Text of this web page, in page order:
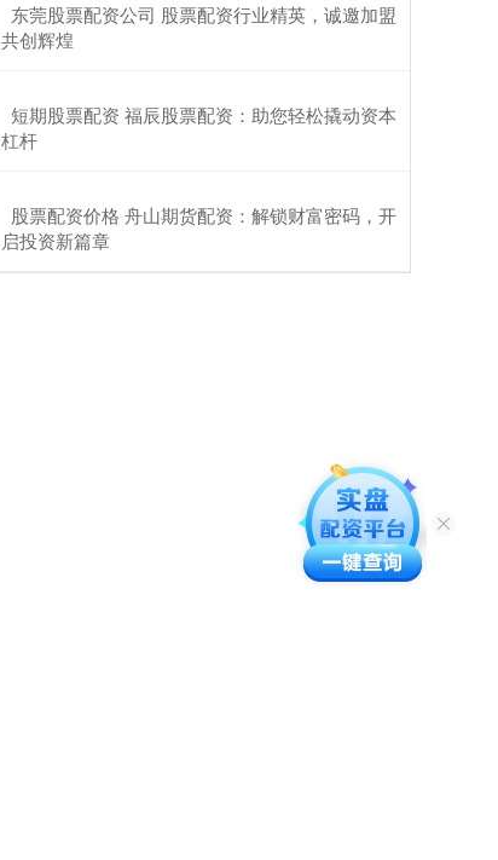
​东莞股票配资公司 股票配资行业精英，诚邀加盟
共创辉煌
​短期股票配资 福辰股票配资：助您轻松撬动资本
杠杆
​股票配资价格 舟山期货配资：解锁财富密码，开
启投资新篇章